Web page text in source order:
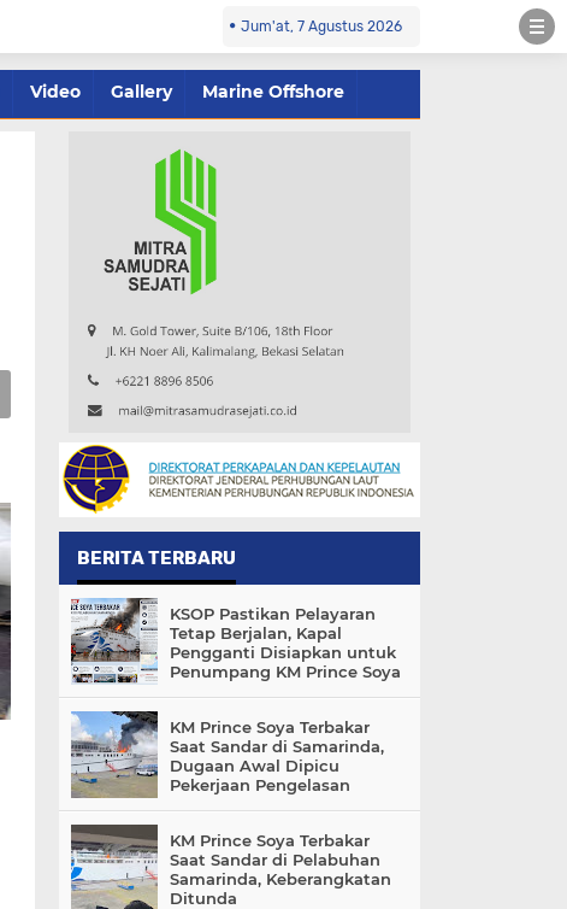
Jum'at, 7 Agustus 2026
Video Gallery Marine Offshore
BERITA TERBARU
KSOP Pastikan Pelayaran
Tetap Berjalan, Kapal
Pengganti Disiapkan untuk
Penumpang KM Prince Soya
KM Prince Soya Terbakar
Saat Sandar di Samarinda,
Dugaan Awal Dipicu
Pekerjaan Pengelasan
KM Prince Soya Terbakar
Saat Sandar di Pelabuhan
Samarinda, Keberangkatan
Ditunda